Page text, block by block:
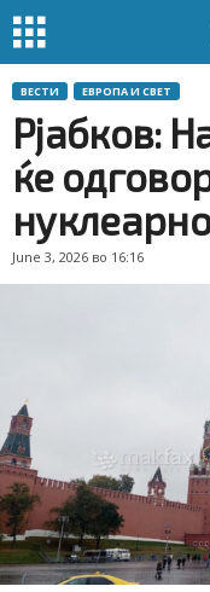
ВЕСТИ ЕВРОПА И СВЕТ
Рјабков:
ќе
June 3, 2026 во 16:16